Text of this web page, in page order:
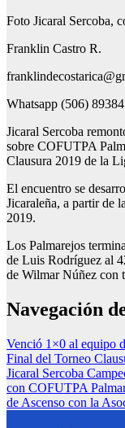
Foto Jicaral Sercoba,
Franklin Castro R.
Whatsapp (506)
Jicaral Sercoba
sobre COFUTPA
Clausura 2019 de la
El encuentro se
Jicaraleña, a partir de
2019.
Los Palmarejos
de Luis Rodríguez al
de Wilmar Núñez con
Navegación
Venció 1×0 al equipo
Final del Torneo
Jicaral Sercoba
con COFUTPA
de Ascenso con la